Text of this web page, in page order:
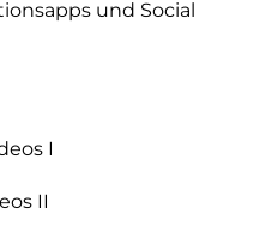
und Social
I
II